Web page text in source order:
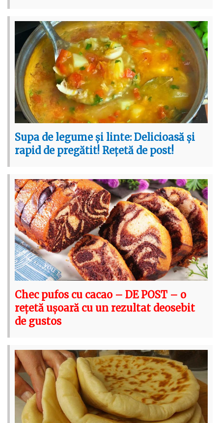
Supa de legume și linte: Delicioasă și
rapid de pregătit! Rețetă de post!
Chec pufos cu cacao – DE POST – o
rețetă ușoară cu un rezultat deosebit
de gustos